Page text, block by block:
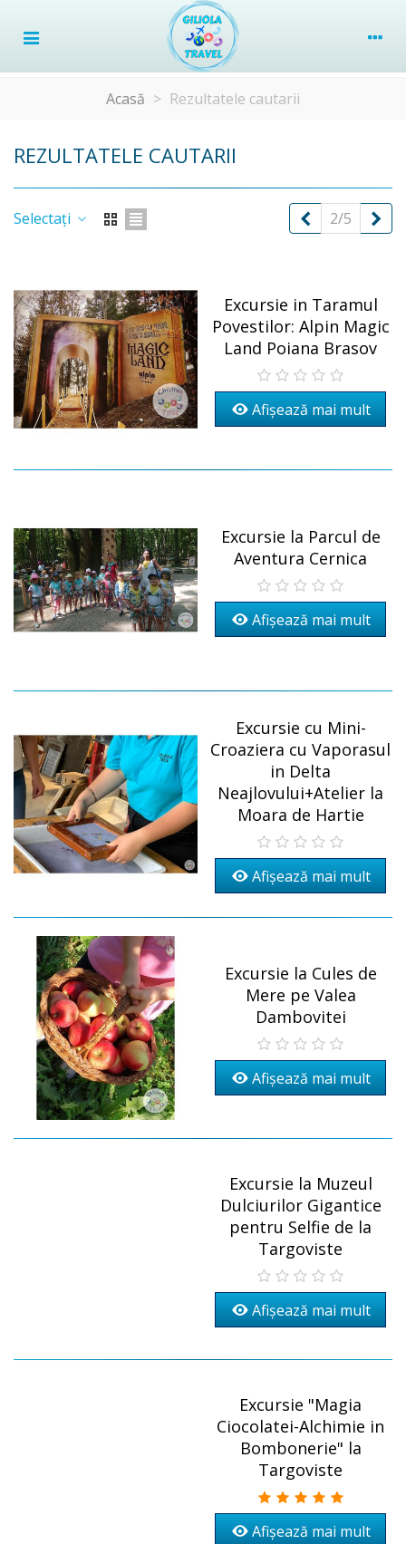
Acasă > Rezultatele cautarii
REZULTATELE CAUTARII
Selectați Precedent
2/5
Excursie in Taramul
Povestilor: Alpin Magic
Land Poiana Brasov
Afișează mai mult
Excursie la Parcul de
Aventura Cernica
Afișează mai mult
Excursie cu Mini-
Croaziera cu Vaporasul
in Delta
Neajlovului+Atelier la
Moara de Hartie
Afișează mai mult
Excursie la Cules de
Mere pe Valea
Dambovitei
Afișează mai mult
Excursie la Muzeul
Dulciurilor Gigantice
pentru Selfie de la
Targoviste
Afișează mai mult
Excursie "Magia
Ciocolatei-Alchimie in
Bombonerie" la
Targoviste
Afișează mai mult